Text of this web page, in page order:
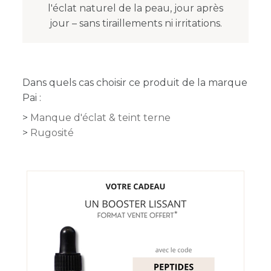
l'éclat naturel de la peau, jour après
jour – sans tiraillements ni irritations.
Dans quels cas choisir ce produit de la marque
Pai :
Manque d'éclat & teint terne
Rugosité